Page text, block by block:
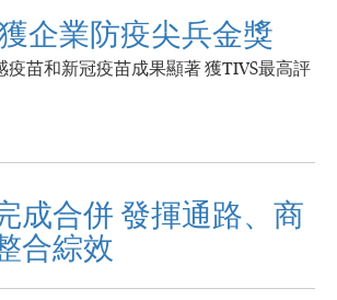
企業防疫尖兵金獎
疫苗和新冠疫苗成果顯著 獲TIVS最高評
成合併 發揮通路、商
合綜效